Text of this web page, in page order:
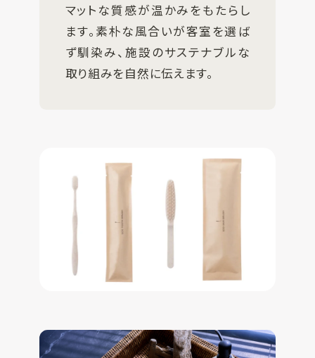
マットな質感が温かみをもたらし
ます。素朴な風合いが客室を選ば
ず馴染み、施設のサステナブルな
取り組みを自然に伝えます。